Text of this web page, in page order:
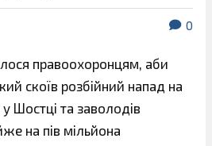
0
правоохоронцям, аби
скоїв розбійний напад на
Шостці та заволодів
на пів мільйона